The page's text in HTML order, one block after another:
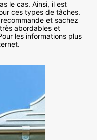
le cas. Ainsi, il est
ces types de tâches.
et sachez
abordables et
les informations plus